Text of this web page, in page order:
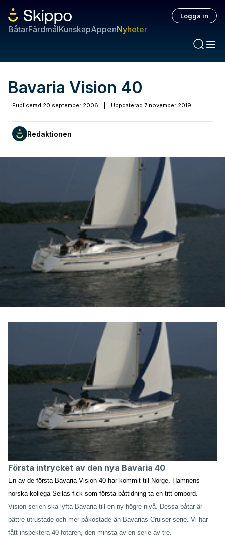
BåtarFärdmålKunskapAppenNyheter
Logga in
Bavaria Vision 40
Publicerad 20 september 2006 Uppdaterad 7 november 2019
Redaktionen
Första intrycket av den nya Bavaria 40
En av de första Bavaria Vision 40 har kommit till Norge. Hamnens
norska kollega Seilas fick som första båttidning ta en titt ombord.
Vision serien ska lyfta Bavaria till en ny högre nivå. Dessa båtar är
bättre utrustade och mer påkostade än Bavarias Cruiser serie. Vi har
fått inspektera 40 fotaren, den minsta av en serie av tre.